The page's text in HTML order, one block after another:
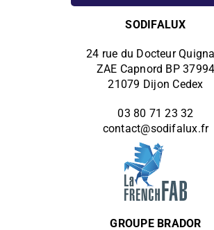
SODIFALUX
24 rue du Docteur
ZAE Capnord BP 37994
21079 Dijon Cedex
03 80 71 23 32
contact@sodifalux.fr
GROUPE BRADOR